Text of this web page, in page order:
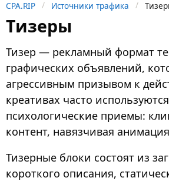
CPA.RIP Источники трафика
Тизеры
Тизер — рекламный формат
графических объявлений,
агрессивным призывом к
креативах часто используются
психологические приемы:
контент, навязчивая
Тизерные блоки состоят из
короткого описания,